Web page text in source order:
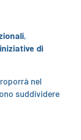
,
iniziative di
nel
suddividere